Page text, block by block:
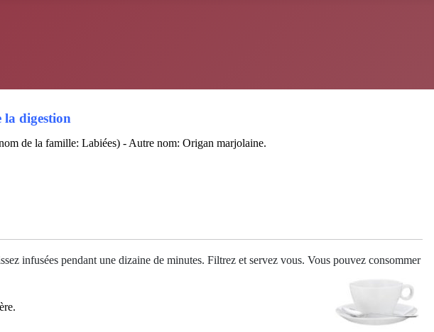
la digestion
de la famille: Labiées) - Autre nom: Origan marjolaine.
infusées pendant une dizaine de minutes. Filtrez et servez vous. Vous pouvez consommer